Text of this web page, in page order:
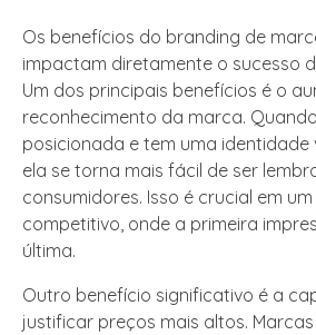
Os benefícios do branding de
impactam diretamente o sucesso
Um dos principais benefícios é o
reconhecimento da marca.
posicionada e tem uma identidade
ela se torna mais fácil de ser
consumidores. Isso é crucial em
competitivo, onde a primeira
última.
Outro benefício significativo é a
justificar preços mais altos.